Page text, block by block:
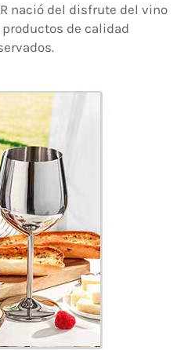
nació del disfrute del vino
de calidad